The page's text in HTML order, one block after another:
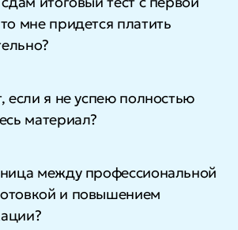
мне придется платить
если я не успею полностью
материал?
между профессиональной
и повышением